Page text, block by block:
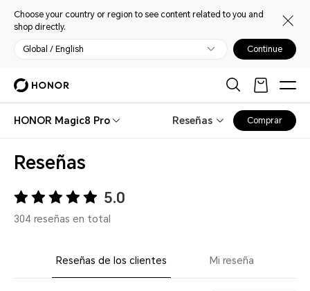
Choose your country or region to see content related to you and
shop directly.
Global / English Continue
HONOR Magic8 Pro Reseñas Comprar
Reseñas
5.0
304 reseñas en total
Reseñas de los clientes Mi reseña